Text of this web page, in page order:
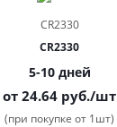
CR2330
5-10 дней
от 24.64 руб./шт
(при покупке от 1шт)